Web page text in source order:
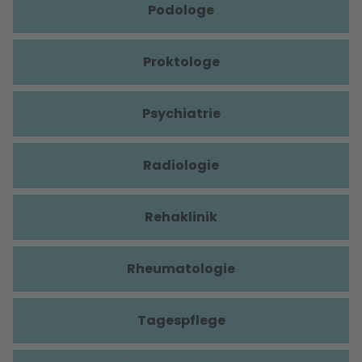
Podologe
Proktologe
Psychiatrie
Radiologie
Rehaklinik
Rheumatologie
Tagespflege